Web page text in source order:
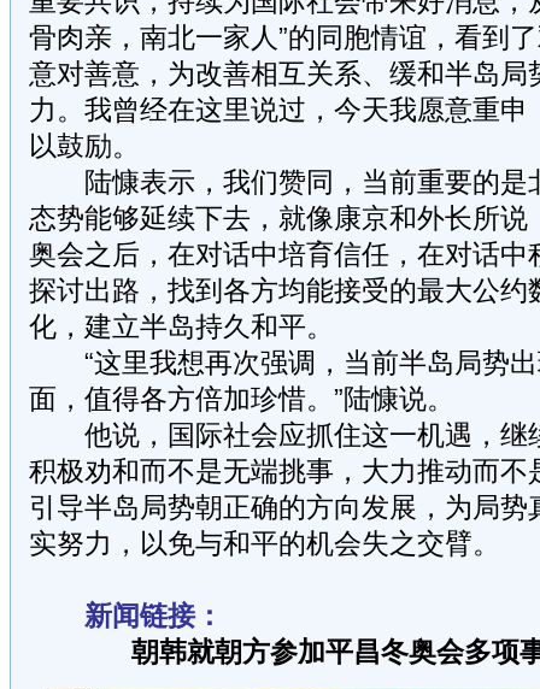
骨肉亲，南北一家人”的同胞情谊，看到
意对善意，为改善相互关系、缓和半岛局
力。我曾经在这里说过，今天我愿意重申
以鼓励。
陆慷表示，我们赞同，当前重要的是
态势能够延续下去，就像康京和外长所说
奥会之后，在对话中培育信任，在对话中
探讨出路，找到各方均能接受的最大公约
化，建立半岛持久和平。
“这里我想再次强调，当前半岛局势出
面，值得各方倍加珍惜。”陆慷说。
他说，国际社会应抓住这一机遇，继
积极劝和而不是无端挑事，大力推动而不
引导半岛局势朝正确的方向发展，为局势
实努力，以免与和平的机会失之交臂。
新闻链接：
朝韩就朝方参加平昌冬奥会多项